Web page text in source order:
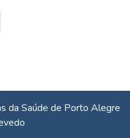
da Saúde de Porto Alegre